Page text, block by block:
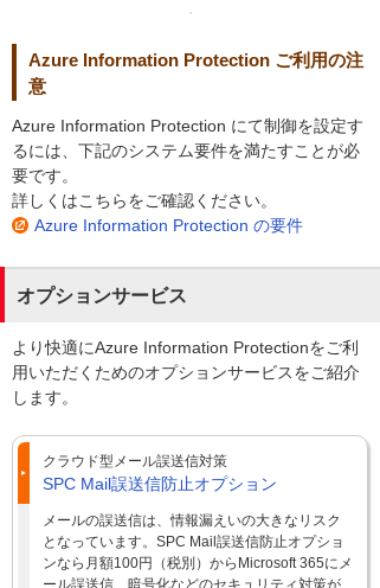
Azure Information Protection ご利用の注
意
Azure Information Protection にて制御を設定す
るには、下記のシステム要件を満たすことが必
要です。
詳しくはこちらをご確認ください。
Azure Information Protection の要件
オプションサービス
より快適にAzure Information Protectionをご利
用いただくためのオプションサービスをご紹介
します。
クラウド型メール誤送信対策
SPC Mail誤送信防止オプション
メールの誤送信は、情報漏えいの大きなリスク
となっています。SPC Mail誤送信防止オプショ
ンなら月額100円（税別）からMicrosoft 365にメ